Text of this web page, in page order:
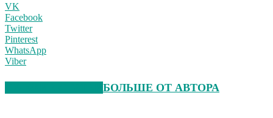
VK
Facebook
Twitter
Pinterest
WhatsApp
Viber
БОЛЬШЕ ОТ АВТОРА